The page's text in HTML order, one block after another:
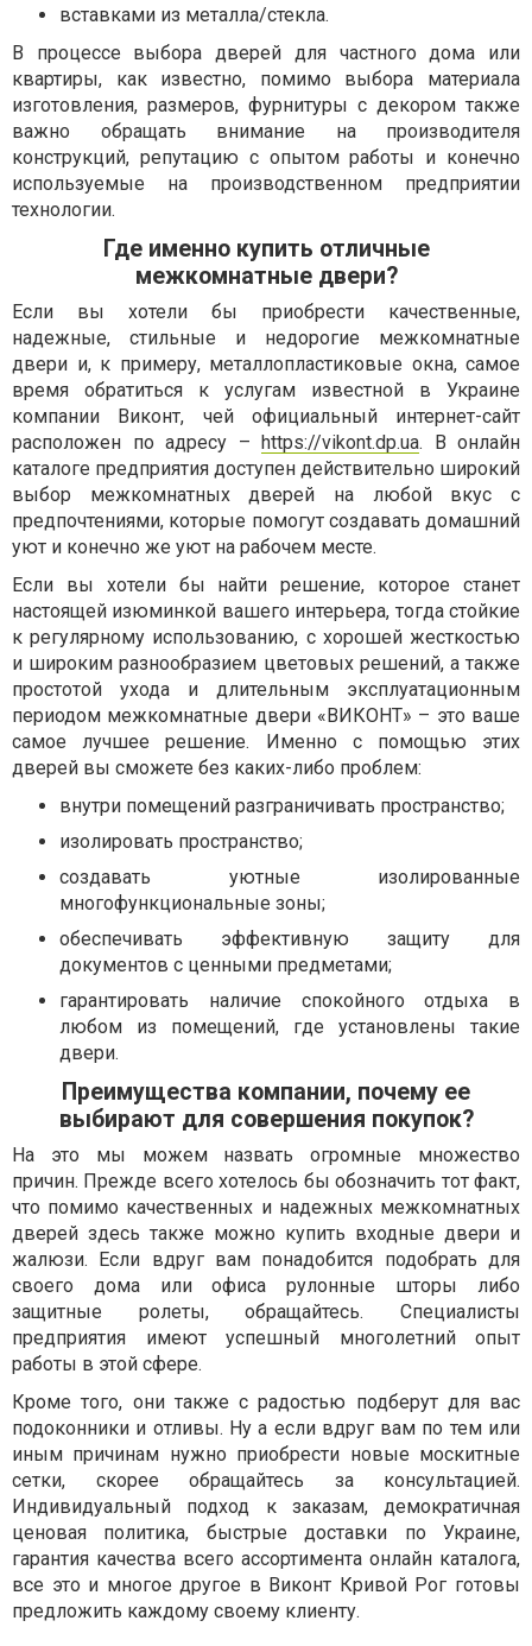
вставками из металла/стекла.
В процессе выбора дверей для частного дома или
квартиры, как известно, помимо выбора материала
изготовления, размеров, фурнитуры с декором также
важно обращать внимание на производителя
конструкций, репутацию с опытом работы и конечно
используемые на производственном предприятии
технологии.
Где именно купить отличные
межкомнатные двери?
Если вы хотели бы приобрести качественные,
надежные, стильные и недорогие межкомнатные
двери и, к примеру, металлопластиковые окна, самое
время обратиться к услугам известной в Украине
компании Виконт, чей официальный интернет-сайт
расположен по адресу – https://vikont.dp.ua. В онлайн
каталоге предприятия доступен действительно широкий
выбор межкомнатных дверей на любой вкус с
предпочтениями, которые помогут создавать домашний
уют и конечно же уют на рабочем месте.
Если вы хотели бы найти решение, которое станет
настоящей изюминкой вашего интерьера, тогда стойкие
к регулярному использованию, с хорошей жесткостью
и широким разнообразием цветовых решений, а также
простотой ухода и длительным эксплуатационным
периодом межкомнатные двери «ВИКОНТ» – это ваше
самое лучшее решение. Именно с помощью этих
дверей вы сможете без каких-либо проблем:
внутри помещений разграничивать пространство;
изолировать пространство;
создавать уютные изолированные
многофункциональные зоны;
обеспечивать эффективную защиту для
документов с ценными предметами;
гарантировать наличие спокойного отдыха в
любом из помещений, где установлены такие
двери.
Преимущества компании, почему ее
выбирают для совершения покупок?
На это мы можем назвать огромные множество
причин. Прежде всего хотелось бы обозначить тот факт,
что помимо качественных и надежных межкомнатных
дверей здесь также можно купить входные двери и
жалюзи. Если вдруг вам понадобится подобрать для
своего дома или офиса рулонные шторы либо
защитные ролеты, обращайтесь. Специалисты
предприятия имеют успешный многолетний опыт
работы в этой сфере.
Кроме того, они также с радостью подберут для вас
подоконники и отливы. Ну а если вдруг вам по тем или
иным причинам нужно приобрести новые москитные
сетки, скорее обращайтесь за консультацией.
Индивидуальный подход к заказам, демократичная
ценовая политика, быстрые доставки по Украине,
гарантия качества всего ассортимента онлайн каталога,
все это и многое другое в Виконт Кривой Рог готовы
предложить каждому своему клиенту.